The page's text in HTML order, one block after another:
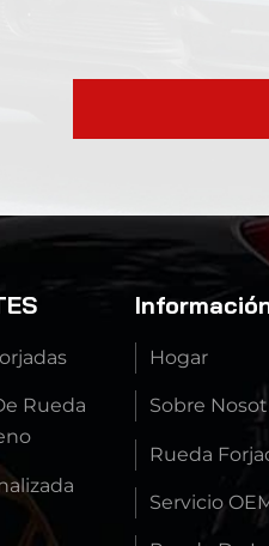
Rueda
Hogar
Sobre
Rueda
Servicio